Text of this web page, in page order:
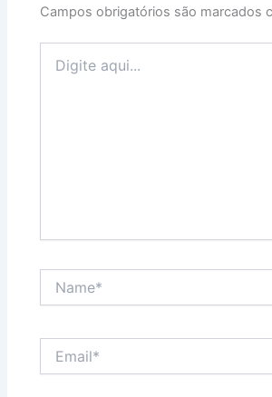
Campos obrigatórios são marcados
aqui...